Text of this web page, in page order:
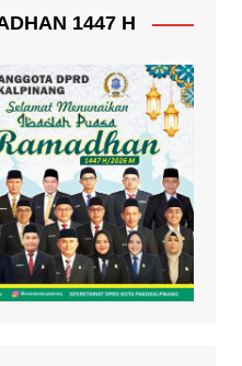
1447 H